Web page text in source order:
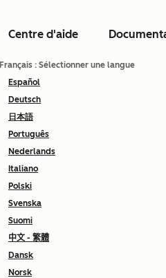
Centre d'aide
Français : Sélectionner une langue
Español
Deutsch
日本語
Português
Nederlands
Italiano
Polski
Svenska
Suomi
中文 - 繁體
Dansk
Norsk